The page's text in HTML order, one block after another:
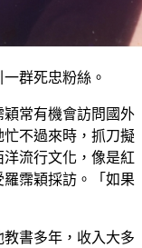
群死忠粉絲。
常有機會訪問國外
不過來時，抓刀擬
流行文化，像是紅
霈穎採訪。「如果
書多年，收入大多